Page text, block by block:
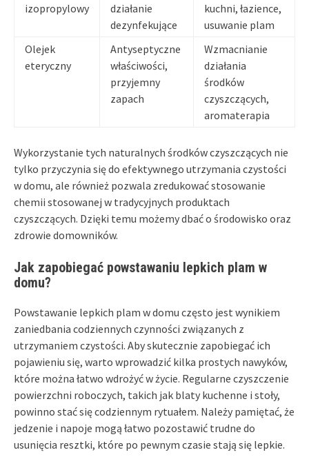
izopropylowy
działanie
dezynfekujące
kuchni, łazience,
usuwanie plam
Olejek
eteryczny
Antyseptyczne
właściwości,
przyjemny
zapach
Wzmacnianie
działania
środków
czyszczących,
aromaterapia
Wykorzystanie tych naturalnych środków czyszczących nie
tylko przyczynia się do efektywnego utrzymania czystości
w domu, ale również pozwala zredukować stosowanie
chemii stosowanej w tradycyjnych produktach
czyszczących. Dzięki temu możemy dbać o środowisko oraz
zdrowie domowników.
Jak zapobiegać powstawaniu lepkich plam w
domu?
Powstawanie lepkich plam w domu często jest wynikiem
zaniedbania codziennych czynności związanych z
utrzymaniem czystości. Aby skutecznie zapobiegać ich
pojawieniu się, warto wprowadzić kilka prostych nawyków,
które można łatwo wdrożyć w życie. Regularne czyszczenie
powierzchni roboczych, takich jak blaty kuchenne i stoły,
powinno stać się codziennym rytuałem. Należy pamiętać, że
jedzenie i napoje mogą łatwo pozostawić trudne do
usunięcia resztki, które po pewnym czasie stają się lepkie.